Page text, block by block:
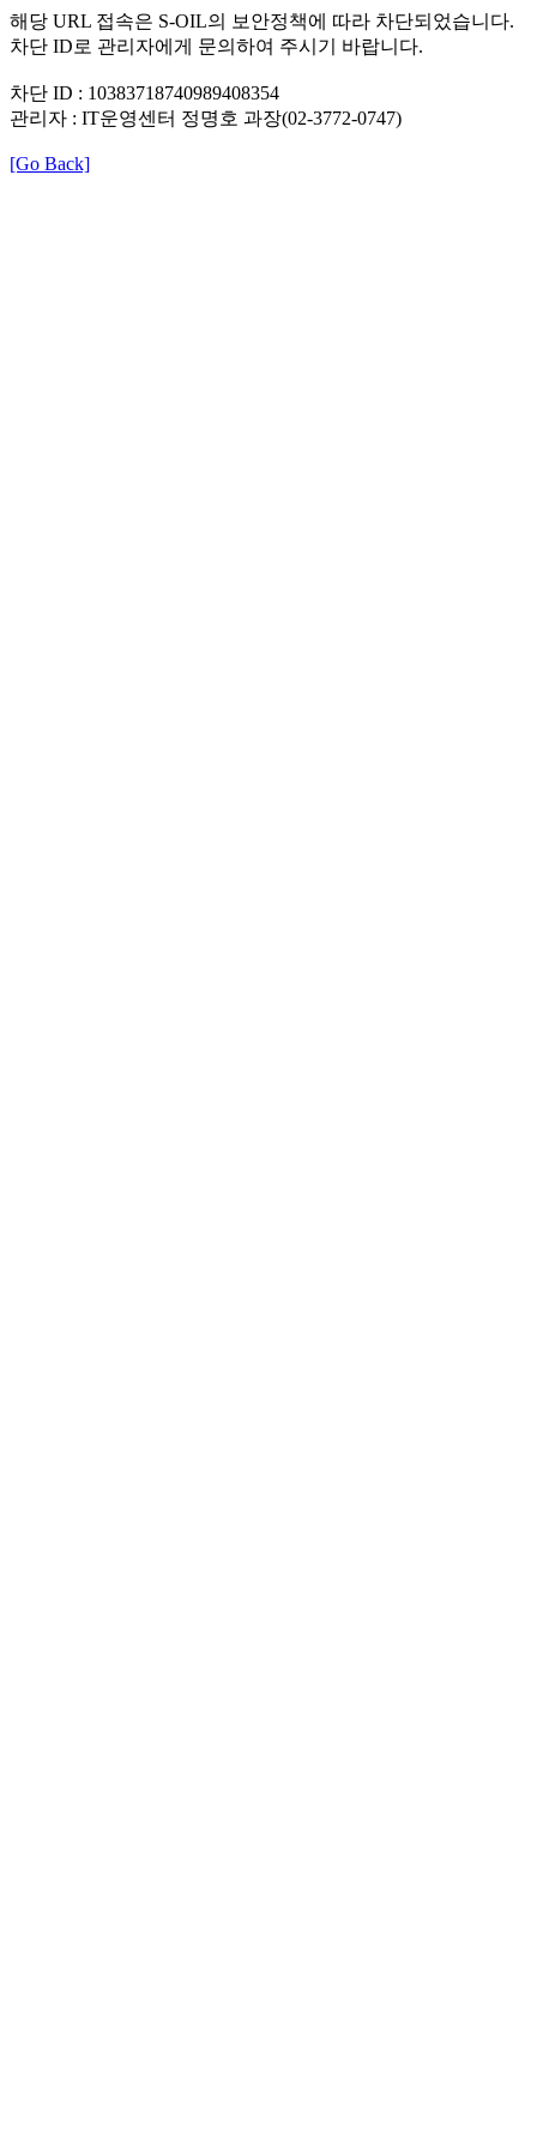
해당 URL 접속은 S-OIL의 보안정책에 따라 차단되었습니다.
차단 ID로 관리자에게 문의하여 주시기 바랍니다.
차단 ID : 10383718740989408354
관리자 : IT운영센터 정명호 과장(02-3772-0747)
[Go Back]